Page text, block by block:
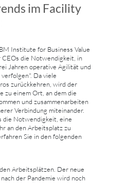
im Facility
Institute for Business Value
die Notwendigkeit, in
Jahren operative Agilität und
Da viele
zurückkehren, wird der
zu einem Ort, an dem die
und zusammenarbeiten
Verbindung miteinander.
die Notwendigkeit, eine
an den Arbeitsplatz zu
Sie in den folgenden
Arbeitsplätzen. Der neue
der Pandemie wird noch